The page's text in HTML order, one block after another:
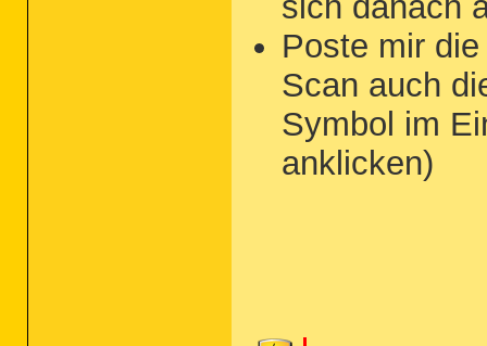
Poste mir
Scan auch
Symbol im
anklicken)